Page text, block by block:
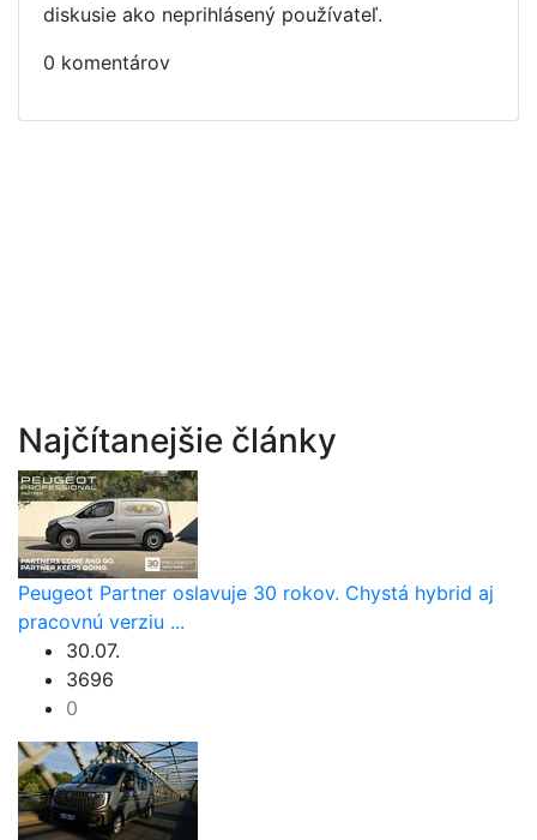
diskusie ako neprihlásený používateľ.
0 komentárov
Najčítanejšie články
Peugeot Partner oslavuje 30 rokov. Chystá hybrid aj
pracovnú verziu ...
30.07.
3696
0